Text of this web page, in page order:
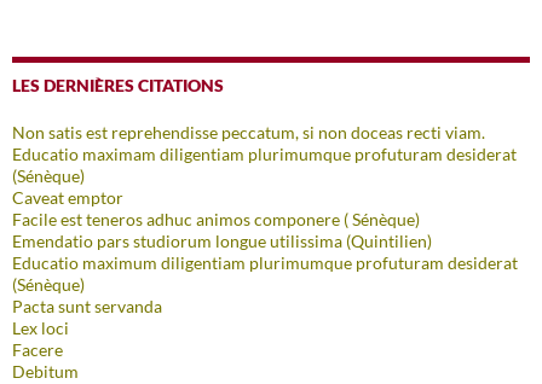
LES DERNIÈRES CITATIONS
Non satis est reprehendisse peccatum, si non doceas recti viam.
Educatio maximam diligentiam plurimumque profuturam desiderat
(Sénèque)
Caveat emptor
Facile est teneros adhuc animos componere ( Sénèque)
Emendatio pars studiorum longue utilissima (Quintilien)
Educatio maximum diligentiam plurimumque profuturam desiderat
(Sénèque)
Pacta sunt servanda
Lex loci
Facere
Debitum